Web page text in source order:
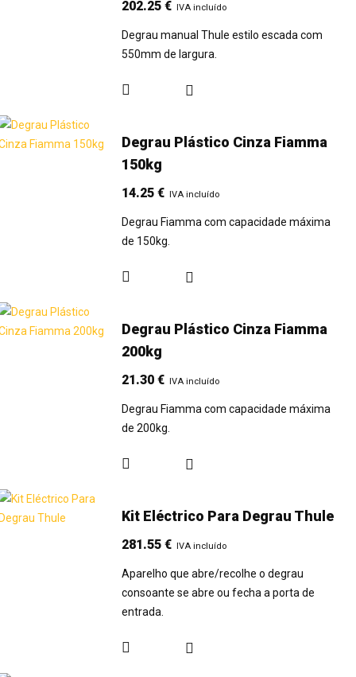
202.25€ IVA incluído
Degrau manual Thule estilo escada com
550mm de largura.
Degrau Plástico Cinza Fiamma
150kg
14.25€ IVA incluído
Degrau Fiamma com capacidade máxima
de 150kg.
Degrau Plástico Cinza Fiamma
200kg
21.30€ IVA incluído
Degrau Fiamma com capacidade máxima
de 200kg.
Kit Eléctrico Para Degrau Thule
281.55€ IVA incluído
Aparelho que abre/recolhe o degrau
consoante se abre ou fecha a porta de
entrada.